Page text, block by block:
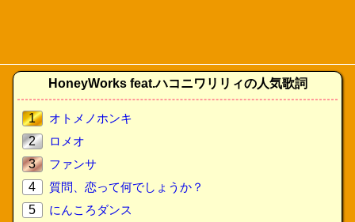
HoneyWorks feat.ハコニワリリィの人気歌詞
1
オトメノホンキ
2
ロメオ
3
ファンサ
4
質問、恋って何でしょうか？
5
にんころダンス